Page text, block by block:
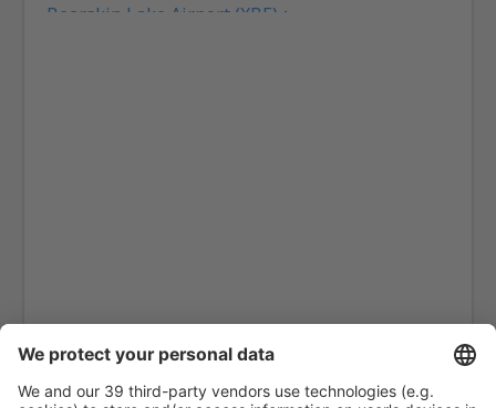
Bearskin Lake Airport (XBE)
Blanc Sablon Airport (YBX)